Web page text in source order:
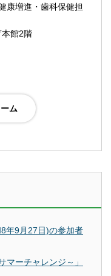
康増進・歯科保健担
館2階
8年9月27日)の参加者
マーチャレンジ～」